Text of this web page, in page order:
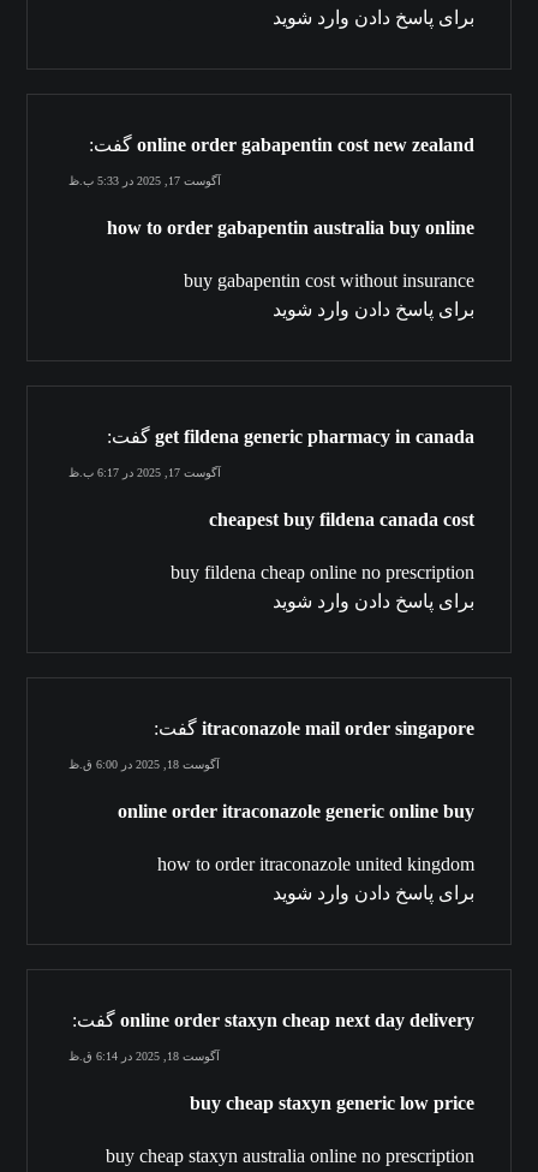
برای پاسخ دادن وارد شوید
online order gabapentin cost new zealand گفت:
آگوست 17, 2025 در 5:33 ب.ظ
how to order gabapentin australia buy online
buy gabapentin cost without insurance
برای پاسخ دادن وارد شوید
get fildena generic pharmacy in canada گفت:
آگوست 17, 2025 در 6:17 ب.ظ
cheapest buy fildena canada cost
buy fildena cheap online no prescription
برای پاسخ دادن وارد شوید
itraconazole mail order singapore گفت:
آگوست 18, 2025 در 6:00 ق.ظ
online order itraconazole generic online buy
how to order itraconazole united kingdom
برای پاسخ دادن وارد شوید
online order staxyn cheap next day delivery گفت:
آگوست 18, 2025 در 6:14 ق.ظ
buy cheap staxyn generic low price
buy cheap staxyn australia online no prescription